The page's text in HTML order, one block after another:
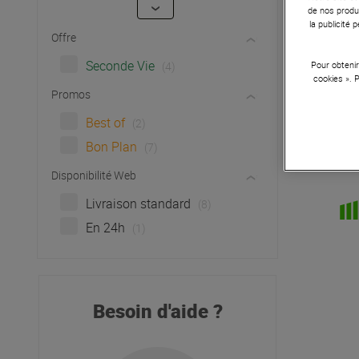
Offre
Seconde Vie
(4)
Promos
Best of (2)
Bon Plan
(7)
Disponibilité Web
Livraison standard (8)
En 24h
Besoin d'aide ?
de nos
la publicité
Pour
cookies ».